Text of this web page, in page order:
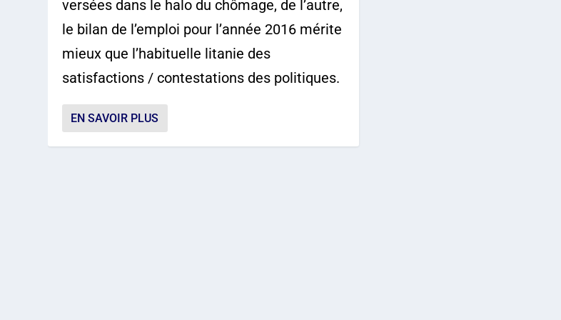
versées dans le halo du chômage, de l’autre,
le bilan de l’emploi pour l’année 2016 mérite
mieux que l’habituelle litanie des
satisfactions / contestations des politiques.
EN SAVOIR PLUS